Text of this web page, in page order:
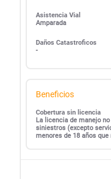
Asistencia Vial
Amparada
Daños Catastroficos
-
Beneficios
Cobertura sin licencia
La licencia de manejo
siniestros (excepto
menores de 18 años